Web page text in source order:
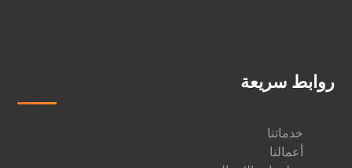
روابط سريعة
خدماتنا
أعمالنا